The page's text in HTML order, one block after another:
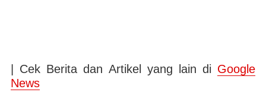
| Cek Berita dan Artikel yang lain di Google
News